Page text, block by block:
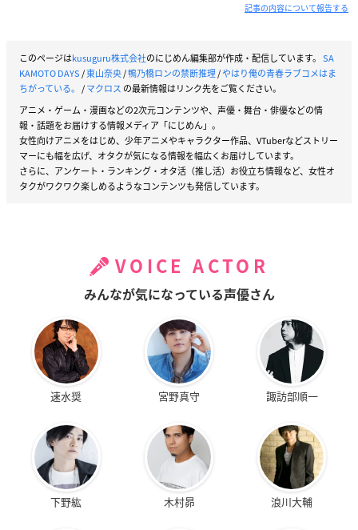
記事の内容について報告する
このページはkusuguru株式会社のにじめん編集部が作成・配信しています。 SA
KAMOTO DAYS/東山奈央/鴨乃橋ロンの禁断推理/やはり俺の青春ラブコメはま
ちがっている。 /マクロス の最新情報はリンク先をご覧ください。
アニメ・ゲーム・漫画などの2次元コンテンツや、声優・舞台・俳優などの情
報・話題をお届けする情報メディア「にじめん」。
女性向けアニメをはじめ、少年アニメやキャラクター作品、VTuberなどストリー
マーにも幅を広げ、オタクが気になる情報を幅広くお届けしています。
さらに、アンケート・ランキング・オタ活（推し活）お役立ち情報など、女性オ
タクがワクワク楽しめるようなコンテンツも発信しています。
VOICE ACTOR
みんなが気になっている声優さん
速水奨 宮野真守 諏訪部順一
下野紘 木村昴 浪川大輔